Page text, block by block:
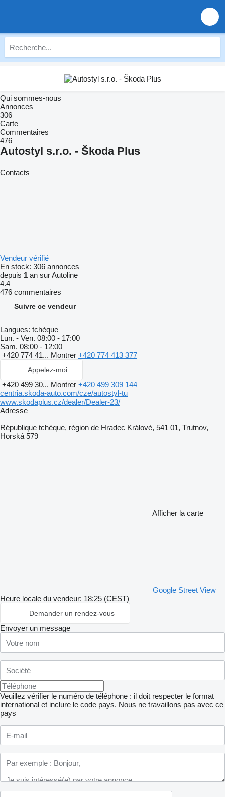
Qui sommes-nous
Annonces
306
Carte
Commentaires
476
Autostyl s.r.o. - Škoda Plus
Contacts
Vendeur vérifié
En stock: 306 annonces
depuis 1 an sur Autoline
4.4
476 commentaires
Suivre ce vendeur
Langues: tchèque
Lun. - Ven. 08:00 - 17:00
Sam. 08:00 - 12:00
+420 774 41... Montrer +420 774 413 377
Appelez-moi
+420 499 30... Montrer +420 499 309 144
centria.skoda-auto.com/cze/autostyl-tu
www.skodaplus.cz/dealer/Dealer-23/
Adresse
République tchèque, région de Hradec Králové, 541 01, Trutnov,
Horská 579
Afficher la carte
Google Street View
Heure locale du vendeur: 18:25 (CEST)
Demander un rendez-vous
Envoyer un message
Veuillez vérifier le numéro de téléphone : il doit respecter le format
international et inclure le code pays. Nous ne travaillons pas avec ce
pays